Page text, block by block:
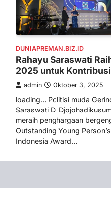
DUNIAPREMAN.BIZ.ID
Rahayu Saraswati
2025 untuk
admin Oktober 3, 2025
loading… Politisi muda
Saraswati D.
meraih penghargaan
Outstanding Young
Indonesia Award…